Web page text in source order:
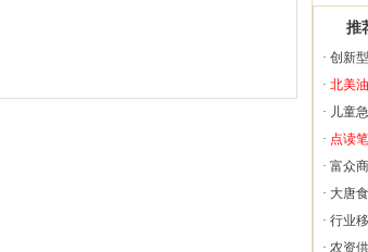
推
· 创新
· 北美
· 儿童
· 点读
· 富众
· 大唐
· 行业
· 农资